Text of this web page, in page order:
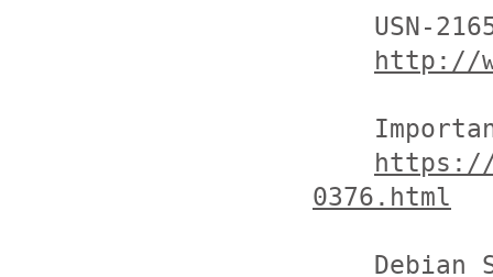
http://
https://
0376.html